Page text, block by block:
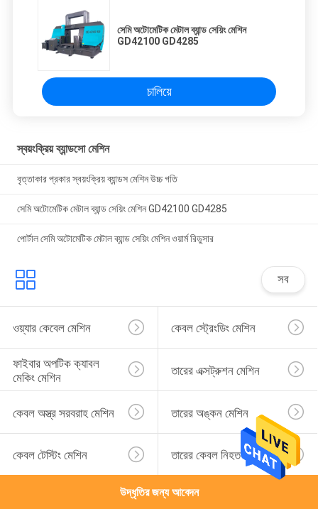
সেমি অটোমেটিক মেটাল ব্যান্ড সেয়িং মেশিন
GD42100 GD4285
চালিয়ে
স্বয়ংক্রিয় ব্যান্ডসো মেশিন
বৃত্তাকার প্রকার স্বয়ংক্রিয় ব্যান্ডস মেশিন উচ্চ গতি
সেমি অটোমেটিক মেটাল ব্যান্ড সেয়িং মেশিন GD42100 GD4285
পোর্টাল সেমি অটোমেটিক মেটাল ব্যান্ড সেয়িং মেশিন ওয়ার্ম রিডুসার
সব
ওয়্যার কেবেল মেশিন কেবল স্ট্রেংডিং মেশিন
ফাইবার অপটিক ক্যাবল
মেকিং মেশিন
তারের এক্সট্রুশন মেশিন
কেবল অস্ত্র সরবরাহ মেশিন তারের অঙ্কন মেশিন
কেবল টেস্টিং মেশিন তারের কেবল নিহত
উদ্ধৃতির জন্য আবেদন